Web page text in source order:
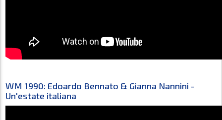
WM 1990: Edoardo Bennato & Gianna Nannini -
Un'estate italiana